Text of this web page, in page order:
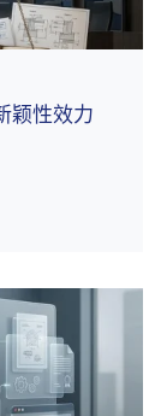
颖性效力